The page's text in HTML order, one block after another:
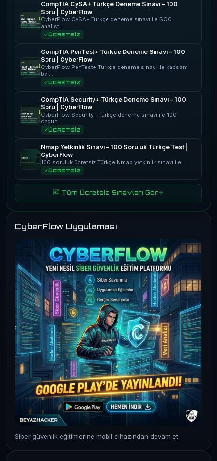
CompTIA CySA+ Türkçe Deneme Sınavı – 100
Soru | CyberFlow
CyberFlow CySA+ Türkçe deneme sınavı ile SOC
analist,…
ÜCRETSİZ
CompTIA PenTest+ Türkçe Deneme Sınavı – 100
Soru | CyberFlow
CyberFlow PenTest+ Türkçe deneme sınavı ile kapsam
bel…
ÜCRETSİZ
CompTIA Security+ Türkçe Deneme Sınavı – 100
Soru | CyberFlow
CyberFlow Security+ Türkçe deneme sınavı ile 100
özgün…
ÜCRETSİZ
Nmap Yetkinlik Sınavı – 100 Soruluk Türkçe Test |
CyberFlow
100 soruluk ücretsiz Türkçe Nmap yetkinlik sınavı ile…
ÜCRETSİZ
🆓 Tüm Ücretsiz Sınavları Gör
CyberFlow Uygulaması
Siber güvenlik eğitimlerine mobil cihazından devam et.